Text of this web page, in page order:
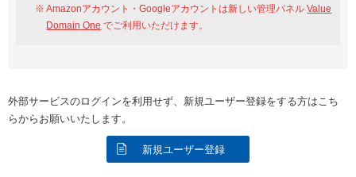
Amazonアカウント・Googleアカウントは新しい管理パネルValue
Domain One でご利用いただけます。
外部サービスのログインを利用せず、新規ユーザー登録をする方はこち
らからお願いいたします。
新規ユーザー登録